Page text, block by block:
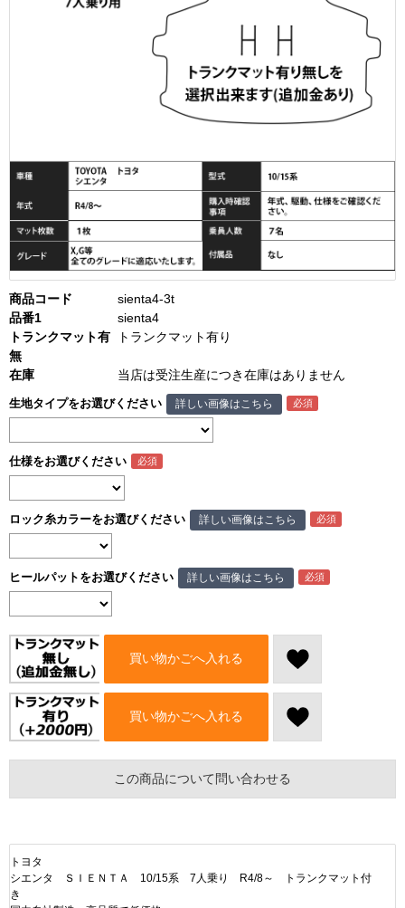
商品コード
sienta4-3t
品番1
sienta4
トランクマット有
無
トランクマット有り
在庫 当店は受注生産につき在庫はありません
生地タイプをお選びください 詳しい画像はこちら
仕様をお選びください
ロック糸カラーをお選びください 詳しい画像はこちら
ヒールパットをお選びください 詳しい画像はこちら
買い物かごへ入れる
買い物かごへ入れる
この商品について問い合わせる
トヨタ
シエンタ ＳＩＥＮＴＡ 10/15系 7人乗り R4/8～ トランクマット付
き